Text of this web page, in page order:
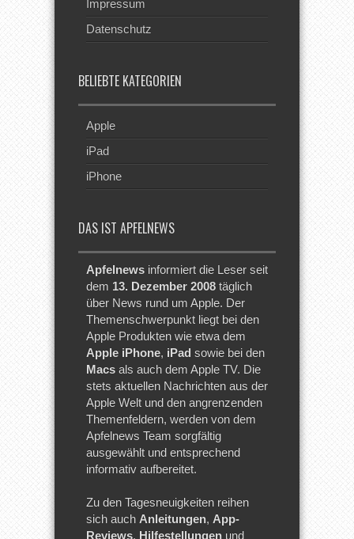
Impressum
Datenschutz
BELIEBTE KATEGORIEN
Apple
iPad
iPhone
DAS IST APFELNEWS
Apfelnews informiert die Leser seit
dem 13. Dezember 2008 täglich
über News rund um Apple. Der
Themenschwerpunkt liegt bei den
Apple Produkten wie etwa dem
Apple iPhone, iPad sowie bei den
Macs als auch dem Apple TV. Die
stets aktuellen Nachrichten aus der
Apple Welt und den angrenzenden
Themenfeldern, werden von dem
Apfelnews Team sorgfältig
ausgewählt und entsprechend
informativ aufbereitet.
Zu den Tagesneuigkeiten reihen
sich auch Anleitungen, App-
Reviews, Hilfestellungen und